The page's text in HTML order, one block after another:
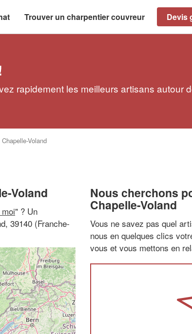
Trouver un charpentier couvreur Devis
rapidement les meilleurs artisans autour
Chapelle-Voland
Voland
" ? Un
39140 (Franche-
Nous cherchons
Chapelle-Voland
Vous ne savez pas quel
nous en quelques clics
vous et vous mettons en